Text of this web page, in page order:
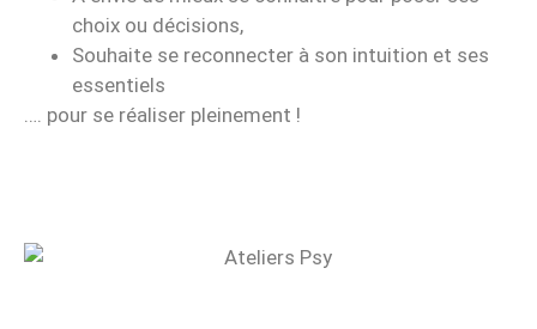
choix ou décisions,
Souhaite se reconnecter à son intuition et ses
essentiels
…. pour se réaliser pleinement !